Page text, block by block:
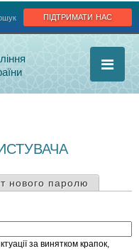
підтримати нас
нового паролю
за винятком крапок,